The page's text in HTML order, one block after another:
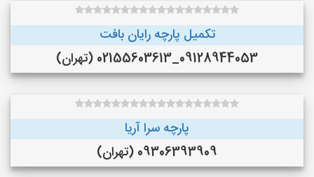
تکمیل پارچه رایان بافت
09128944053_02155603613 (تهران)
پارچه سرا آریا
09306393909 (تهران)